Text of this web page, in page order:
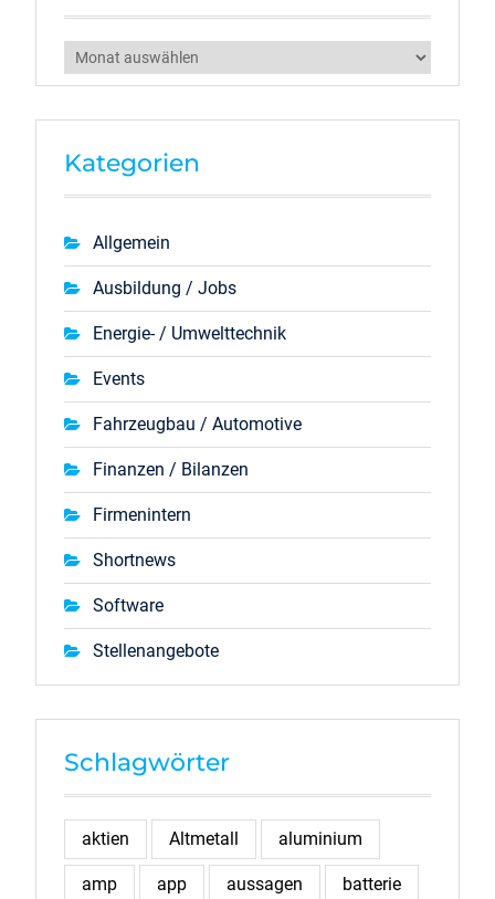
Archiv
Kategorien
Allgemein
Ausbildung / Jobs
Energie- / Umwelttechnik
Events
Fahrzeugbau / Automotive
Finanzen / Bilanzen
Firmenintern
Shortnews
Software
Stellenangebote
Schlagwörter
aktien Altmetall aluminium
amp app aussagen batterie